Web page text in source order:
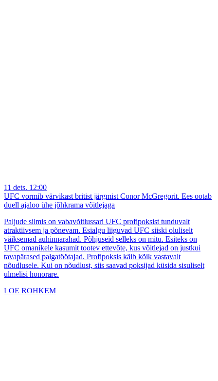
11 dets. 12:00
UFC vormib värvikast britist järgmist Conor McGregorit. Ees ootab
duell ajaloo ühe jõhkrama võitlejaga
Paljude silmis on vabavõitlussari UFC profipoksist tunduvalt
atraktiivsem ja põnevam. Esialgu liiguvad UFC siiski oluliselt
väiksemad auhinnarahad. Põhjuseid selleks on mitu. Esiteks on
UFC omanikele kasumit tootev ettevõte, kus võitlejad on justkui
tavapärased palgatöötajad. Profipoksis käib kõik vastavalt
nõudlusele. Kui on nõudlust, siis saavad poksijad küsida sisuliselt
ulmelisi honorare.
LOE ROHKEM